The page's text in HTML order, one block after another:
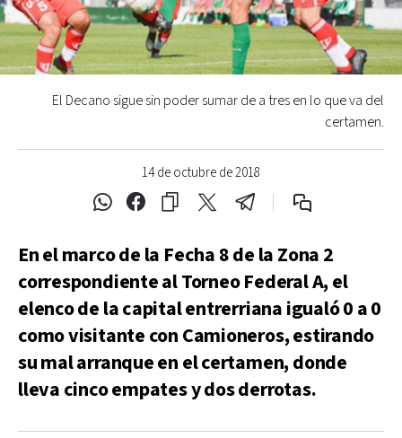
14 de octubre de 2018
El Decano sigue sin poder sumar de a tres en lo que va del
certamen.
En el marco de la Fecha 8 de la Zona 2
correspondiente al Torneo Federal A, el
elenco de la capital entrerriana igualó 0 a 0
como visitante con Camioneros, estirando
su mal arranque en el certamen, donde
lleva cinco empates y dos derrotas.